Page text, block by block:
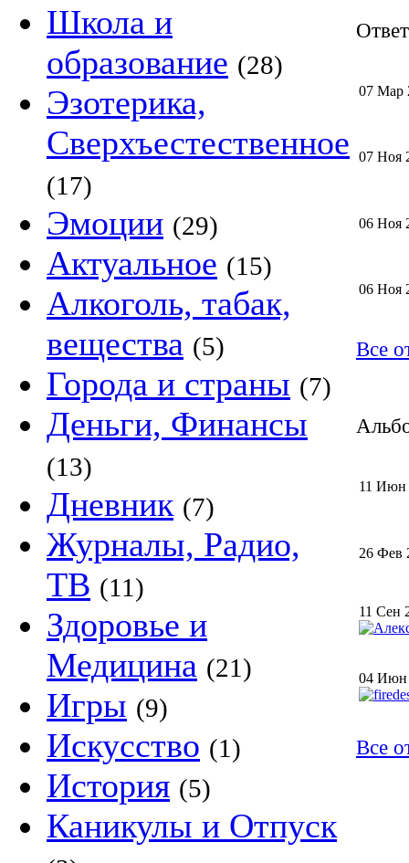
Школа и
образование (28)
Эзотерика,
Сверхъестественное
(17)
Эмоции (29)
Актуальное (15)
Алкоголь, табак,
вещества (5)
Города и страны (7)
Деньги, Финансы
(13)
Дневник (7)
Журналы, Радио,
ТВ (11)
Здоровье и
Медицина (21)
Игры (9)
Искусство (1)
История (5)
Каникулы и Отпуск
07 Мар
07 Ноя
06 Ноя
06 Ноя
Все
11 Июн
26 Фев
11 Сен
04 Июн
Все